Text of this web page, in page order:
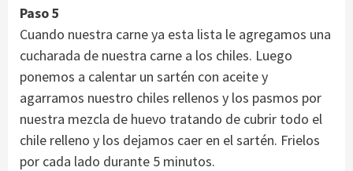
Paso 5
Cuando nuestra carne ya esta lista le agregamos una
cucharada de nuestra carne a los chiles. Luego
ponemos a calentar un sartén con aceite y
agarramos nuestro chiles rellenos y los pasmos por
nuestra mezcla de huevo tratando de cubrir todo el
chile relleno y los dejamos caer en el sartén. Frielos
por cada lado durante 5 minutos.